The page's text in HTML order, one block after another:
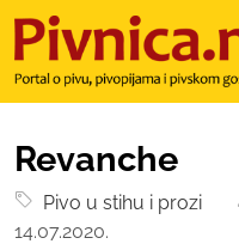
Revanche
Pivo u stihu i prozi
14.07.2020.